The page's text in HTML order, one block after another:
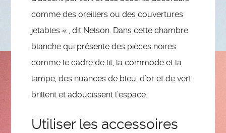
comme des oreillers ou des couvertures
jetables « , dit Nelson. Dans cette chambre
blanche qui présente des pièces noires
comme le cadre de lit, la commode et la
lampe, des nuances de bleu, d’or et de vert
brillent et adoucissent l’espace.
Utiliser les accessoires